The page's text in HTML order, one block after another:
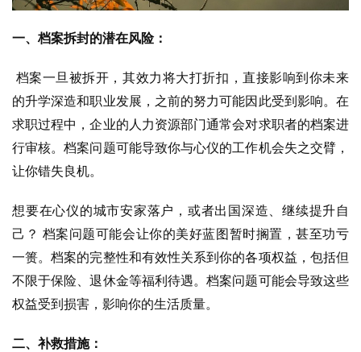
一、档案拆封的潜在风险：
档案一旦被拆开，其效力将大打折扣，直接影响到你未来
的升学深造和职业发展，之前的努力可能因此受到影响。在
求职过程中，企业的人力资源部门通常会对求职者的档案进
行审核。档案问题可能导致你与心仪的工作机会失之交臂，
让你错失良机。
想要在心仪的城市安家落户，或者出国深造、继续提升自
己？ 档案问题可能会让你的美好蓝图暂时搁置，甚至功亏
一篑。档案的完整性和有效性关系到你的各项权益，包括但
不限于保险、退休金等福利待遇。档案问题可能会导致这些
权益受到损害，影响你的生活质量。
二、补救措施：